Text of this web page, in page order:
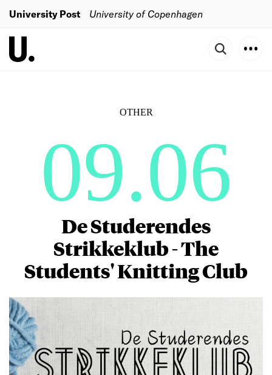
University Post University of Copenhagen
OTHER
09.06
De Studerendes
Strikkeklub - The
Students' Knitting Club